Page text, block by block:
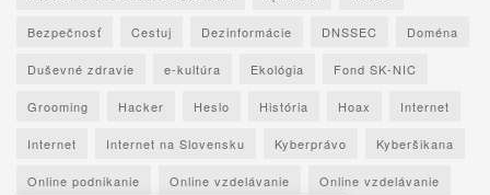
Bezpečnosť Cestuj Dezinformácie DNSSEC Doména
Duševné zdravie e-kultúra Ekológia Fond SK-NIC
Grooming Hacker Heslo História Hoax Internet
Internet Internet na Slovensku Kyberprávo Kyberšikana
Online podnikanie Online vzdelávanie Online vzdelávanie